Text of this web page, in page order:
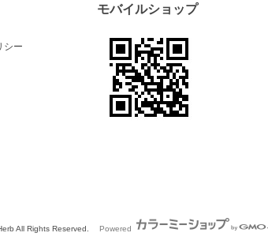
シー
モバイルショップ
All Rights Reserved. Powered